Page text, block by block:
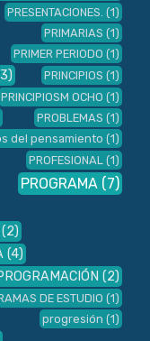
PRESENTACIONES. (1)
PRIMARIAS (1)
PRIMER PERIODO (1)
PRINCIPIOS (1)
PRINCIPIOSM OCHO (1)
PROBLEMAS (1)
del pensamiento (1)
PROFESIONAL (1)
PROGRAMA (7)
(2)
(4)
(2)
DE ESTUDIO (1)
progresión (1)